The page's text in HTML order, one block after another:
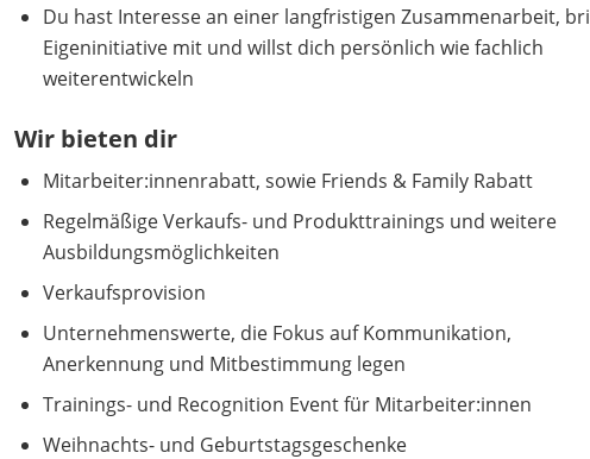
Du hast Interesse an einer langfristigen Zusammenarbeit,
Eigeninitiative mit und willst dich persönlich wie fachlich
weiterentwickeln
Wir bieten dir
Mitarbeiter:innenrabatt, sowie Friends & Family Rabatt
Regelmäßige Verkaufs- und Produkttrainings und weitere
Ausbildungsmöglichkeiten
Verkaufsprovision
Unternehmenswerte, die Fokus auf Kommunikation,
Anerkennung und Mitbestimmung legen
Trainings- und Recognition Event für Mitarbeiter:innen
Weihnachts- und Geburtstagsgeschenke